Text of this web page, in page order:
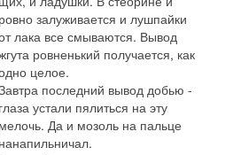
ровно залуживается и лушпайки
лака все смываются. Вывод
ровненький получается, как
целое.
последний вывод добью -
глаза устали пялиться на эту
мелочь. Да и мозоль на пальце
нанапильничал.